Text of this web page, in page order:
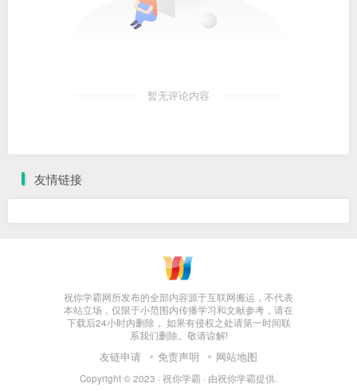
暂无评论内容
友情链接
祝你学霸网所发布的全部内容源于互联网搬运，不代表
本站立场，仅限于小范围内传播学习和文献参考，请在
下载后24小时内删除， 如果有侵权之处请第一时间联
系我们删除。敬请谅解!
友链申请 免责声明 网站地图
Copyright © 2023 · 祝你学霸 · 由祝你学霸提供.